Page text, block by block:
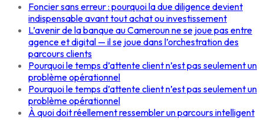
Foncier sans erreur : pourquoi la due diligence devient
indispensable avant tout achat ou investissement
L’avenir de la banque au Cameroun ne se joue pas entre
agence et digital — il se joue dans l’orchestration des
parcours clients
Pourquoi le temps d’attente client n’est pas seulement un
problème opérationnel
Pourquoi le temps d’attente client n’est pas seulement un
problème opérationnel
À quoi doit réellement ressembler un parcours intelligent